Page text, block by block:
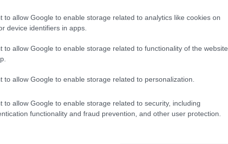
to allow Google to enable storage related to analytics like cookies on
device identifiers in apps.
to allow Google to enable storage related to functionality of the website
to allow Google to enable storage related to personalization.
to allow Google to enable storage related to security, including
functionality and fraud prevention, and other user protection.
πίνακα με ρεκόρ 16 νίκες και 14
ματς της